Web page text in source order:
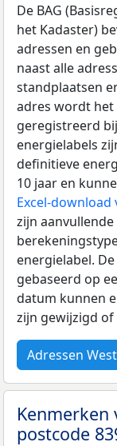
De BAG
het Kadaster)
adressen en
naast alle
standplaatsen
adres wordt het
geregistreerd
energielabels
definitieve
10 jaar en
Excel-
zijn
energielabel.
gebaseerd op
datum kunnen
zijn gewijzigd
Adressen
Kenmerken
postcode